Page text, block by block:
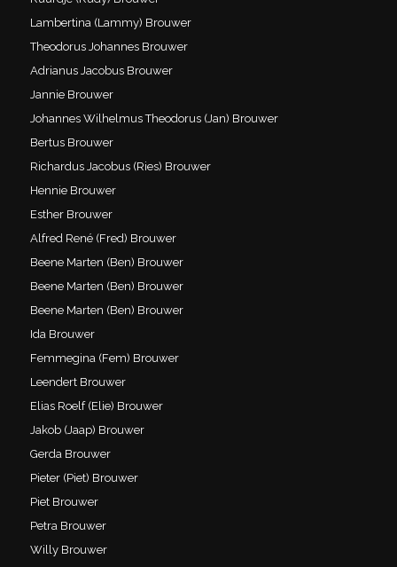
Lambertina (Lammy) Brouwer
Theodorus Johannes Brouwer
Adrianus Jacobus Brouwer
Jannie Brouwer
Johannes Wilhelmus Theodorus (Jan) Brouwer
Bertus Brouwer
Richardus Jacobus (Ries) Brouwer
Hennie Brouwer
Esther Brouwer
Alfred René (Fred) Brouwer
Beene Marten (Ben) Brouwer
Beene Marten (Ben) Brouwer
Beene Marten (Ben) Brouwer
Ida Brouwer
Femmegina (Fem) Brouwer
Leendert Brouwer
Elias Roelf (Elie) Brouwer
Jakob (Jaap) Brouwer
Gerda Brouwer
Pieter (Piet) Brouwer
Piet Brouwer
Petra Brouwer
Willy Brouwer